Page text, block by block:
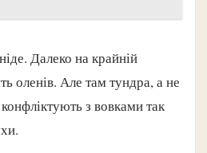
Далеко на крайній
оленів. Але там тундра, а не
з вовками так